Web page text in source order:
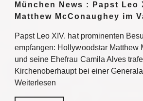
München News : Papst Leo
Matthew McConaughey im
Papst Leo XIV. hat prominenten
empfangen: Hollywoodstar Matthew
und seine Ehefrau Camila Alves
Kirchenoberhaupt bei einer
Weiterlesen